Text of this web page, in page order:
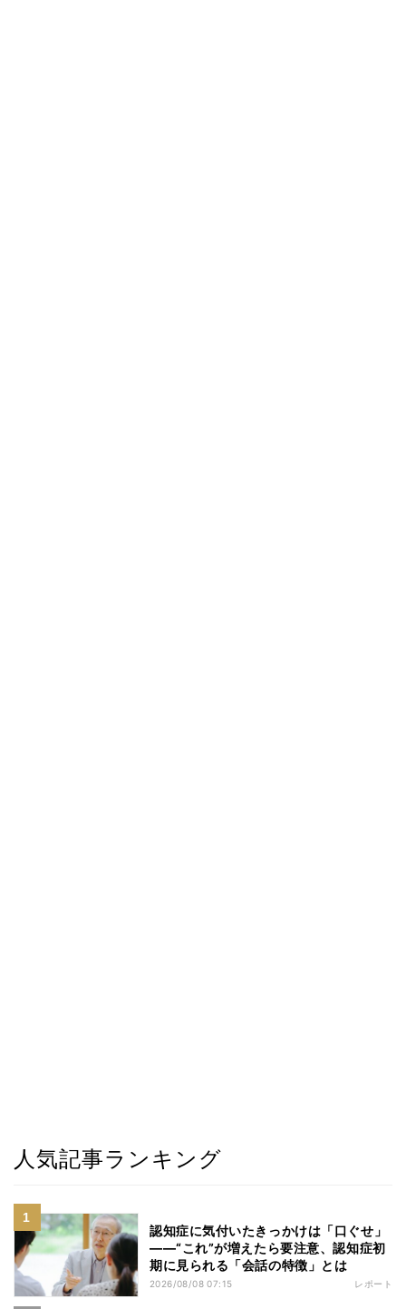
人気記事ランキング
認知症に気付いたきっかけは「口ぐせ」
――“これ”が増えたら要注意、認知症初
期に見られる「会話の特徴」とは
2026/08/08 07:15 レポート